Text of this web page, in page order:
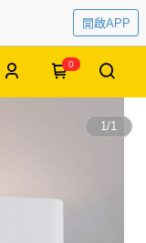
開啟APP
0
1/1